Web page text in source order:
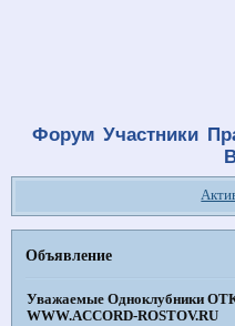
Форум Участники
Объявление
Уважаемые Одноклубники
WWW.ACCORD-ROSTOV.RU